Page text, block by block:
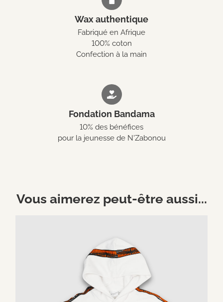
Wax authentique
Fabriqué en Afrique
100% coton
Confection à la main
Fondation Bandama
10% des bénéfices
pour la jeunesse de N'Zabonou
Vous aimerez peut-être aussi...